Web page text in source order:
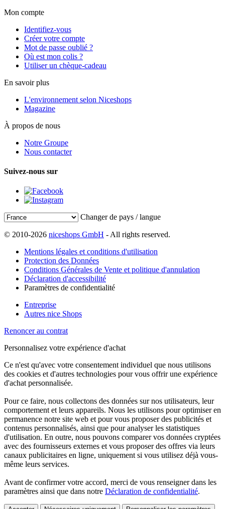
Mon compte
Identifiez-vous
Créer votre compte
Mot de passe oublié ?
Où est mon colis ?
Utiliser un chèque-cadeau
En savoir plus
L'environnement selon Niceshops
Magazine
À propos de nous
Notre Groupe
Nous contacter
Suivez-nous sur
Changer de pays / langue
© 2010-2026 niceshops GmbH - All rights reserved.
Mentions légales et conditions d'utilisation
Protection des Données
Conditions Générales de Vente et politique d'annulation
Déclaration d'accessibilité
Paramètres de confidentialité
Entreprise
Autres nice Shops
Renoncer au contrat
Personnalisez votre expérience d'achat
Ce n'est qu'avec votre consentement individuel que nous utilisons
des cookies et d'autres technologies pour vous offrir une expérience
d'achat personnalisée.
Pour ce faire, nous collectons des données sur nos utilisateurs, leur
comportement et leurs appareils. Nous les utilisons pour optimiser en
permanence notre site web et pour vous proposer des publicités et
contenus personnalisés, ainsi que pour analyser les statistiques
d'utilisation. En outre, nous pouvons comparer vos données cryptées
avec des fournisseurs externes et vous proposer des offres via leurs
canaux publicitaires en ligne, uniquement si vous utilisez déjà vous-
même leurs services.
Avant de confirmer votre accord, merci de vous renseigner dans les
paramètres ainsi que dans notre Déclaration de confidentialité.